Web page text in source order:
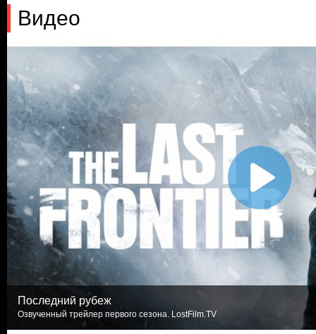
Видео
Последний рубеж
Озвученный трейлер первого сезона. LostFilm.TV